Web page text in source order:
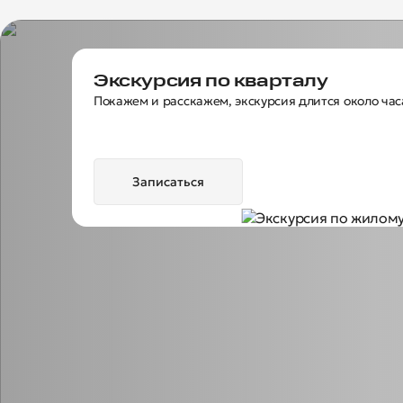
Экскурсия по кварталу
Покажем и расскажем, экскурсия длится около
Записаться